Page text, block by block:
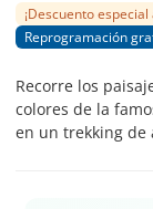
¡Descuento
Reprogramación
Recorre los
colores de la
en un trekking de